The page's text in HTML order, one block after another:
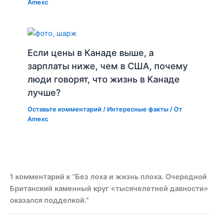
Amexc
Если цены в Канаде выше, а
зарплаты ниже, чем в США, почему
люди говорят, что жизнь в Канаде
лучше?
Оставьте комментарий / Интересные факты / От
Amexc
1 комментарий к “Без лоха и жизнь плоха. Очередной
Британский каменный круг «тысячелетней давности»
оказался подделкой.”